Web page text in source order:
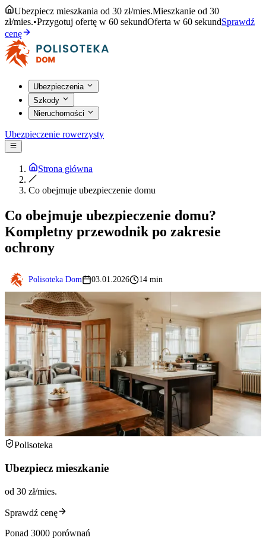
Ubezpiecz mieszkania od 30 zł/mies.Mieszkanie od 30
zł/mies.•Przygotuj ofertę w 60 sekundOferta w 60 sekundSprawdź
cenę
Ubezpieczenia
Szkody
Nieruchomości
Ubezpieczenie rowerzysty
Strona główna
Co obejmuje ubezpieczenie domu
Co obejmuje ubezpieczenie domu?
Kompletny przewodnik po zakresie
ochrony
Polisoteka Dom 03.01.2026 14 min
Polisoteka
Ubezpiecz mieszkanie
od 30 zł/mies.
Sprawdź cenę
Ponad 3000 porównań